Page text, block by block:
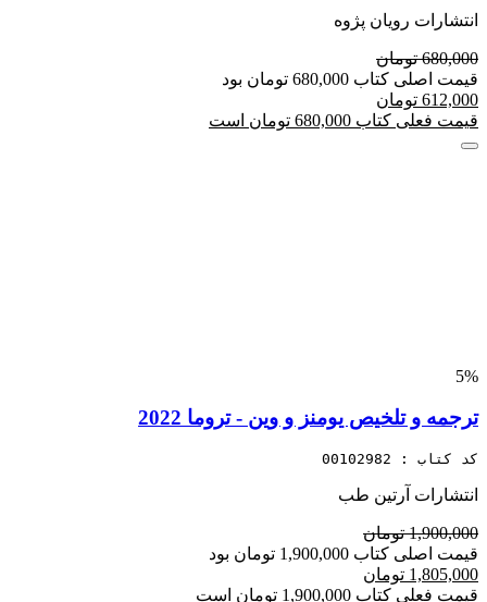
انتشارات رویان پژوه
680,000 تومان
قیمت اصلی کتاب 680,000 تومان بود
612,000 تومان
قیمت فعلی کتاب 680,000 تومان است
5%
ترجمه و تلخیص یومنز و وین - تروما 2022
کد کتاب : 00102982
انتشارات آرتین طب
1,900,000 تومان
قیمت اصلی کتاب 1,900,000 تومان بود
1,805,000 تومان
قیمت فعلی کتاب 1,900,000 تومان است